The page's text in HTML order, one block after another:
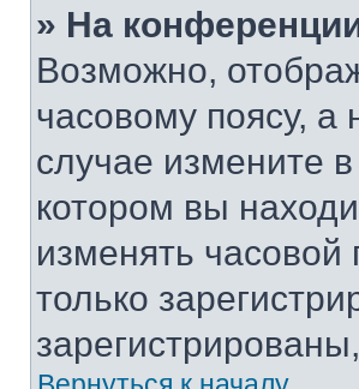
» На
Возможно,
часовому поясу, а
случае измените
котором вы
изменять часовой
только